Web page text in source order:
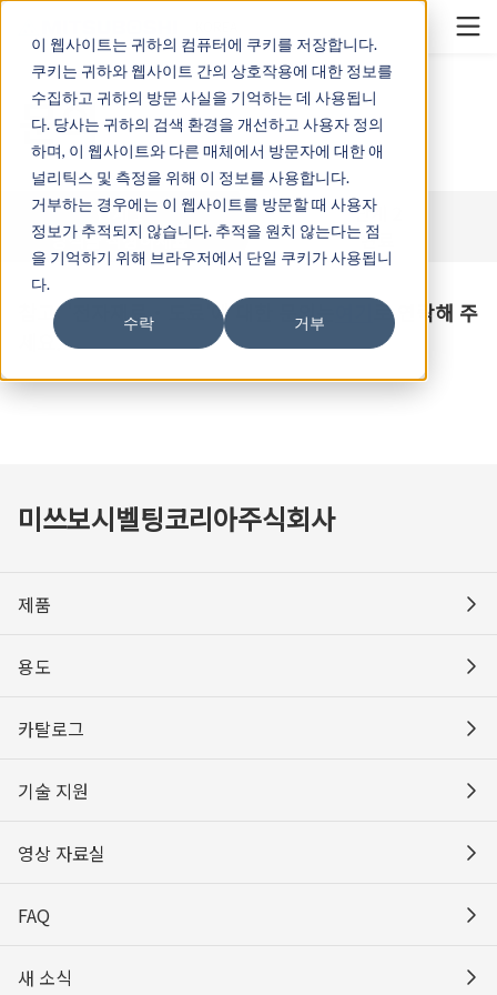
이 웹사이트는 귀하의 컴퓨터에 쿠키를 저장합니다.
쿠키는 귀하와 웹사이트 간의 상호작용에 대한 정보를
수집하고 귀하의 방문 사실을 기억하는 데 사용됩니
다. 당사는 귀하의 검색 환경을 개선하고 사용자 정의
하며, 이 웹사이트와 다른 매체에서 방문자에 대한 애
널리틱스 및 측정을 위해 이 정보를 사용합니다.
거부하는 경우에는 이 웹사이트를 방문할 때 사용자
정보가 추적되지 않습니다. 추적을 원치 않는다는 점
을 기억하기 위해 브라우저에서 단일 쿠키가 사용됩니
다.
수락 거부
문의
단계 1
양식을 작성하세요
단계 2
완료
참고: '전자재료・도료'에 대한 문의는
로 연락해 주
세요.
미쓰보시벨팅코리아주식회사
제품
용도
카탈로그
기술 지원
영상 자료실
FAQ
새 소식